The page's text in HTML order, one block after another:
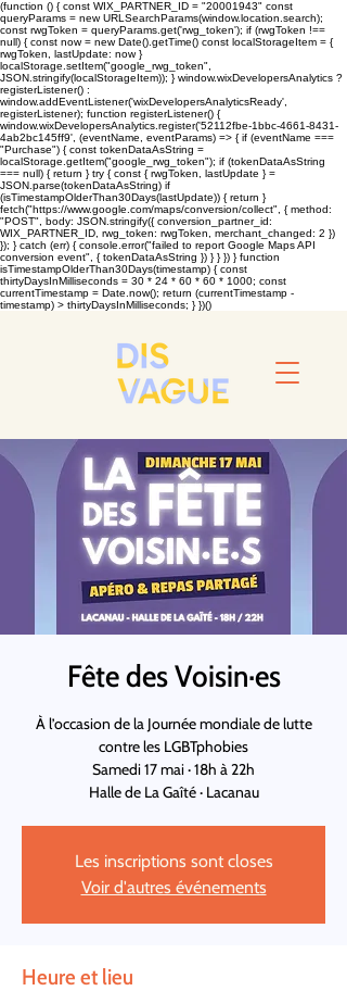
(function () { const WIX_PARTNER_ID = "20001943" const
queryParams = new URLSearchParams(window.location.search);
const rwgToken = queryParams.get('rwg_token'); if (rwgToken !==
null) { const now = new Date().getTime() const localStorageItem = {
rwgToken, lastUpdate: now }
localStorage.setItem("google_rwg_token",
JSON.stringify(localStorageItem)); } window.wixDevelopersAnalytics ?
registerListener() :
window.addEventListener('wixDevelopersAnalyticsReady',
registerListener); function registerListener() {
window.wixDevelopersAnalytics.register('52112fbe-1bbc-4661-8431-
4ab2bc145ff9', (eventName, eventParams) => { if (eventName ===
"Purchase") { const tokenDataAsString =
localStorage.getItem("google_rwg_token"); if (tokenDataAsString
=== null) { return } try { const { rwgToken, lastUpdate } =
JSON.parse(tokenDataAsString) if
(isTimestampOlderThan30Days(lastUpdate)) { return }
fetch("https://www.google.com/maps/conversion/collect", { method:
"POST", body: JSON.stringify({ conversion_partner_id:
WIX_PARTNER_ID, rwg_token: rwgToken, merchant_changed: 2 })
}); } catch (err) { console.error("failed to report Google Maps API
conversion event", { tokenDataAsString }) } } }) } function
isTimestampOlderThan30Days(timestamp) { const
thirtyDaysInMilliseconds = 30 * 24 * 60 * 60 * 1000; const
currentTimestamp = Date.now(); return (currentTimestamp -
timestamp) > thirtyDaysInMilliseconds; } })()
Fête des Voisin·es
À l’occasion de la Journée mondiale de lutte
contre les LGBTphobies
Samedi 17 mai · 18h à 22h
Halle de La Gaîté · Lacanau
Les inscriptions sont closes
Voir d'autres événements
Heure et lieu